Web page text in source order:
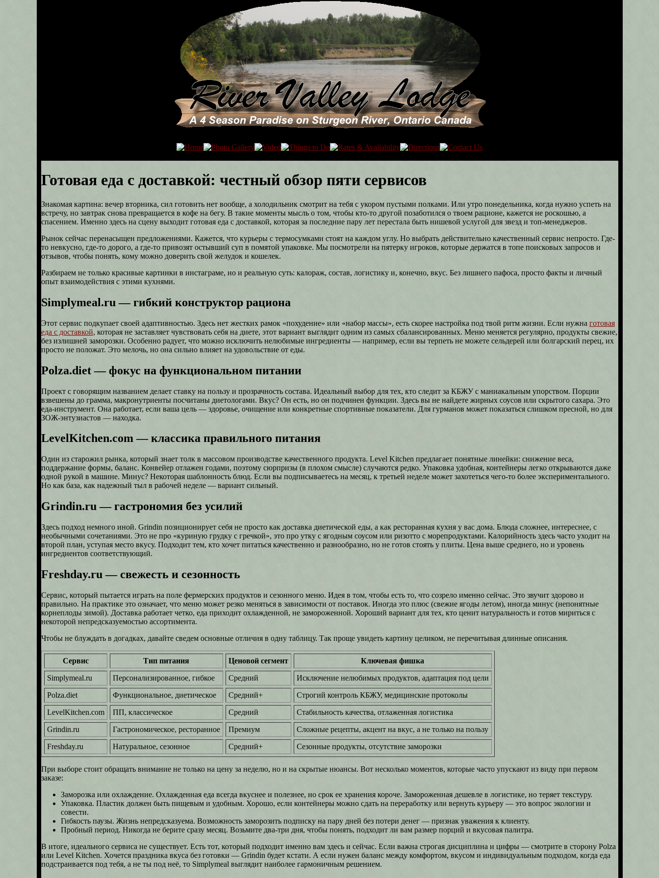
Готовая еда с доставкой: честный обзор пяти сервисов
Знакомая картина: вечер вторника, сил готовить нет вообще, а холодильник смотрит на тебя с укором пустыми полками. Или утро понедельника, когда нужно успеть на
встречу, но завтрак снова превращается в кофе на бегу. В такие моменты мысль о том, чтобы кто-то другой позаботился о твоем рационе, кажется не роскошью, а
спасением. Именно здесь на сцену выходит готовая еда с доставкой, которая за последние пару лет перестала быть нишевой услугой для звезд и топ-менеджеров.
Рынок сейчас перенасыщен предложениями. Кажется, что курьеры с термосумками стоят на каждом углу. Но выбрать действительно качественный сервис непросто. Где-
то невкусно, где-то дорого, а где-то привозят остывший суп в помятой упаковке. Мы посмотрели на пятерку игроков, которые держатся в топе поисковых запросов и
отзывов, чтобы понять, кому можно доверить свой желудок и кошелек.
Разбираем не только красивые картинки в инстаграме, но и реальную суть: калораж, состав, логистику и, конечно, вкус. Без лишнего пафоса, просто факты и личный
опыт взаимодействия с этими кухнями.
Simplymeal.ru — гибкий конструктор рациона
Этот сервис подкупает своей адаптивностью. Здесь нет жестких рамок «похудение» или «набор массы», есть скорее настройка под твой ритм жизни. Если нужна готовая
еда с доставкой, которая не заставляет чувствовать себя на диете, этот вариант выглядит одним из самых сбалансированных. Меню меняется регулярно, продукты свежие,
без излишней заморозки. Особенно радует, что можно исключить нелюбимые ингредиенты — например, если вы терпеть не можете сельдерей или болгарский перец, их
просто не положат. Это мелочь, но она сильно влияет на удовольствие от еды.
Polza.diet — фокус на функциональном питании
Проект с говорящим названием делает ставку на пользу и прозрачность состава. Идеальный выбор для тех, кто следит за КБЖУ с маниакальным упорством. Порции
взвешены до грамма, макронутриенты посчитаны диетологами. Вкус? Он есть, но он подчинен функции. Здесь вы не найдете жирных соусов или скрытого сахара. Это
еда-инструмент. Она работает, если ваша цель — здоровье, очищение или конкретные спортивные показатели. Для гурманов может показаться слишком пресной, но для
ЗОЖ-энтузиастов — находка.
LevelKitchen.com — классика правильного питания
Один из старожил рынка, который знает толк в массовом производстве качественного продукта. Level Kitchen предлагает понятные линейки: снижение веса,
поддержание формы, баланс. Конвейер отлажен годами, поэтому сюрпризы (в плохом смысле) случаются редко. Упаковка удобная, контейнеры легко открываются даже
одной рукой в машине. Минус? Некоторая шаблонность блюд. Если вы подписываетесь на месяц, к третьей неделе может захотеться чего-то более экспериментального.
Но как база, как надежный тыл в рабочей неделе — вариант сильный.
Grindin.ru — гастрономия без усилий
Здесь подход немного иной. Grindin позиционирует себя не просто как доставка диетической еды, а как ресторанная кухня у вас дома. Блюда сложнее, интереснее, с
необычными сочетаниями. Это не про «куриную грудку с гречкой», это про утку с ягодным соусом или ризотто с морепродуктами. Калорийность здесь часто уходит на
второй план, уступая место вкусу. Подходит тем, кто хочет питаться качественно и разнообразно, но не готов стоять у плиты. Цена выше среднего, но и уровень
ингредиентов соответствующий.
Freshday.ru — свежесть и сезонность
Сервис, который пытается играть на поле фермерских продуктов и сезонного меню. Идея в том, чтобы есть то, что созрело именно сейчас. Это звучит здорово и
правильно. На практике это означает, что меню может резко меняться в зависимости от поставок. Иногда это плюс (свежие ягоды летом), иногда минус (непонятные
корнеплоды зимой). Доставка работает четко, еда приходит охлажденной, не замороженной. Хороший вариант для тех, кто ценит натуральность и готов мириться с
некоторой непредсказуемостью ассортимента.
Чтобы не блуждать в догадках, давайте сведем основные отличия в одну таблицу. Так проще увидеть картину целиком, не перечитывая длинные описания.
Сервис Тип питания Ценовой сегмент Ключевая фишка
Simplymeal.ru Персонализированное, гибкое Средний Исключение нелюбимых продуктов, адаптация под цели
Polza.diet Функциональное, диетическое Средний+ Строгий контроль КБЖУ, медицинские протоколы
LevelKitchen.com ПП, классическое Средний Стабильность качества, отлаженная логистика
Grindin.ru Гастрономическое, ресторанное Премиум Сложные рецепты, акцент на вкус, а не только на пользу
Freshday.ru Натуральное, сезонное Средний+ Сезонные продукты, отсутствие заморозки
При выборе стоит обращать внимание не только на цену за неделю, но и на скрытые нюансы. Вот несколько моментов, которые часто упускают из виду при первом
заказе:
Заморозка или охлаждение. Охлажденная еда всегда вкуснее и полезнее, но срок ее хранения короче. Замороженная дешевле в логистике, но теряет текстуру.
Упаковка. Пластик должен быть пищевым и удобным. Хорошо, если контейнеры можно сдать на переработку или вернуть курьеру — это вопрос экологии и
совести.
Гибкость паузы. Жизнь непредсказуема. Возможность заморозить подписку на пару дней без потери денег — признак уважения к клиенту.
Пробный период. Никогда не берите сразу месяц. Возьмите два-три дня, чтобы понять, подходит ли вам размер порций и вкусовая палитра.
В итоге, идеального сервиса не существует. Есть тот, который подходит именно вам здесь и сейчас. Если важна строгая дисциплина и цифры — смотрите в сторону Polza
или Level Kitchen. Хочется праздника вкуса без готовки — Grindin будет кстати. А если нужен баланс между комфортом, вкусом и индивидуальным подходом, когда еда
подстраивается под тебя, а не ты под неё, то Simplymeal выглядит наиболее гармоничным решением.